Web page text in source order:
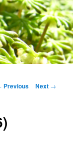
Previous Next →